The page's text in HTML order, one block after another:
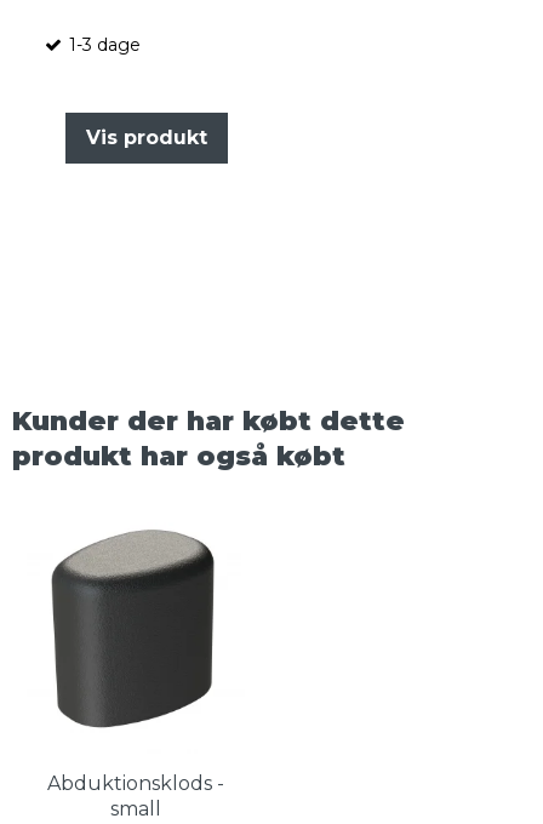
1-3 dage
Vis produkt
Kunder der har købt dette
produkt har også købt
Abduktionsklods -
small